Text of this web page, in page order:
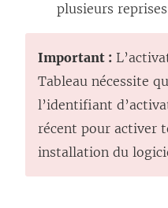
plusieurs
Important :
Tableau nécessite
l’identifiant
récent pour activer
installation du